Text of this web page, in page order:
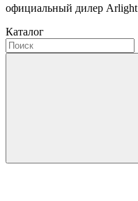
официальный дилер Arlight
Каталог